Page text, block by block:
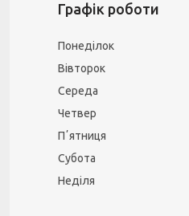
Графік роботи
Понеділок
Вівторок
Середа
Четвер
Пʼятниця
Субота
Неділя